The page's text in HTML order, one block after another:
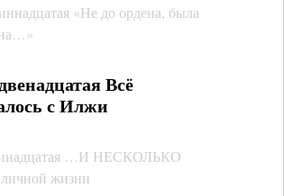
«Не до ордена, была
Всё
с Илжи
…И НЕСКОЛЬКО
жизни